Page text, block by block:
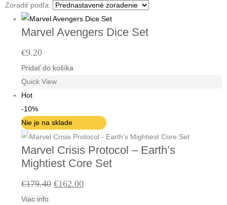
Zoradiť podľa:
Marvel Avengers Dice Set
€9.20
Pridať do košíka
Quick View
Hot
-10%
Nie je na sklade
Marvel Crisis Protocol – Earth’s
Mightiest Core Set
€179.40 Pôvodná
€162.00Aktuálna
Viac info